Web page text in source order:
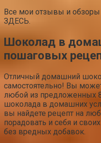
Все мои отзывы и
ЗДЕСЬ.
Шоколад в
пошаговых
Отличный домашний
самостоятельно! Вы
любой из предложенных
шоколада в домашних
вы найдете рецепт на
порадовать и себя и
без вредных добавок.